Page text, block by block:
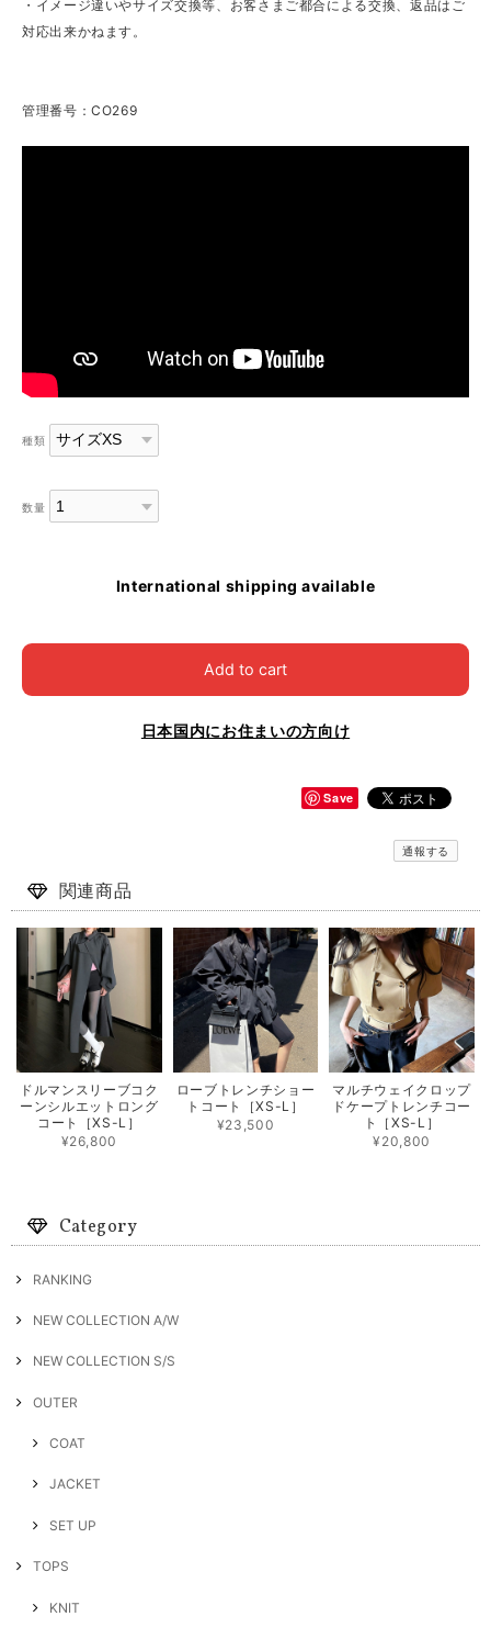
・イメージ違いやサイズ交換等、お客さまご都合による交換、返品はご
対応出来かねます。
管理番号：CO269
種類
数量
International shipping available
Add to cart
日本国内にお住まいの方向け
Save
通報する
関連商品
ドルマンスリーブコク
ーンシルエットロング
コート［XS-L］
¥26,800
ローブトレンチショー
トコート［XS-L］
¥23,500
マルチウェイクロップ
ドケープトレンチコー
ト［XS-L］
¥20,800
Category
RANKING
NEW COLLECTION A/W
NEW COLLECTION S/S
OUTER
COAT
JACKET
SET UP
TOPS
KNIT